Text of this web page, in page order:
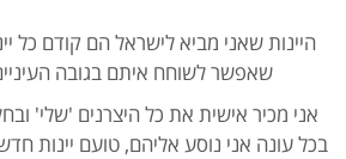
היינות שאני מביא לישראל הם קודם כל
שאפשר לשוחח איתם בגובה
אני מכיר אישית את כל היצרנים 'שלי'
בכל עונה אני נוסע אליהם, טועם יינות